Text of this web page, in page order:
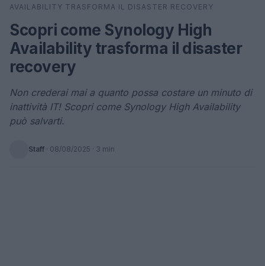
AVAILABILITY TRASFORMA IL DISASTER RECOVERY
Scopri come Synology High
Availability trasforma il disaster
recovery
Non crederai mai a quanto possa costare un minuto di
inattività IT! Scopri come Synology High Availability
può salvarti.
Staff · 08/08/2025 · 3 min